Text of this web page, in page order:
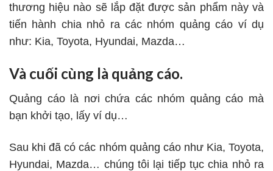
thương hiệu nào sẽ lắp đặt được sản phẩm này và
tiến hành chia nhỏ ra các nhóm quảng cáo ví dụ
như: Kia, Toyota, Hyundai, Mazda…
Và cuối cùng là quảng cáo.
Quảng cáo là nơi chứa các nhóm quảng cáo mà
bạn khởi tạo, lấy ví dụ…
Sau khi đã có các nhóm quảng cáo như Kia, Toyota,
Hyundai, Mazda… chúng tôi lại tiếp tục chia nhỏ ra